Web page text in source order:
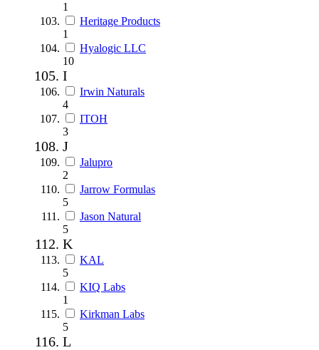
1
Heritage Products
1
Hyalogic LLC
10
I
Irwin Naturals
4
ITOH
3
J
Jalupro
2
Jarrow Formulas
5
Jason Natural
5
K
KAL
5
KIQ Labs
1
Kirkman Labs
5
L